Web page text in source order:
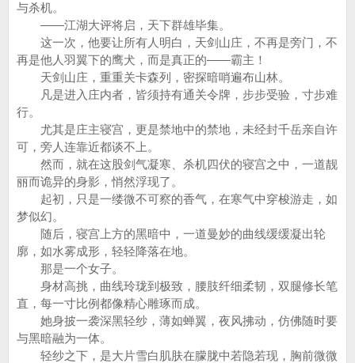
与杀机。
——江湖大评将启，天下群雄毕集。
这一次，他要让所有人明白，天剑山庄，不再是旁门，不
再是他人羽翼下的鹰犬，而是真正的——霸主！
天剑山庄，重重关卡森列，密探暗哨遍布山林。
凡是进入庄内者，皆须持有通关令牌，步步受验，寸步难
行。
尤其是庄主寝宫，更是禁地中的禁地，未经封千岳亲自许
可，旁人连靠近都谈不上。
然而，就在这股剑气凝寒、杀机四伏的寝宫之中，一道靓
丽而诡异的身影，悄然浮现了。
起初，只是一缕微不可察的香气，在寒气中穿梭游走，如
梦似幻。
随后，寝宫上方的黑暗中，一道曼妙的曲线缓缓凝出轮
廓，如水雾成形，轻轻降落在地。
那是一个女子。
身材高挑，曲线玲珑到极致，腰肢纤细柔韧，双腿修长笔
直，每一寸比例都像精心雕琢而成。
她身披一袭深黑轻纱，薄如蝉翼，夜风拂动，仿佛随时要
与黑暗融为一体。
轻纱之下，是大片雪白肌肤在朦胧中若隐若现，胸前微微